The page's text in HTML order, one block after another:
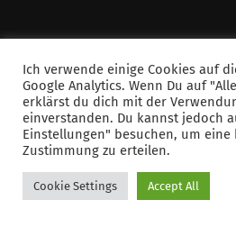
Ich verwende einige Cookies auf
Google Analytics. Wenn Du auf
erklärst du dich mit der
einverstanden. Du kannst jedoch
Einstellungen" besuchen, um
Zustimmung zu erteilen.
Cookie Settings Accept All